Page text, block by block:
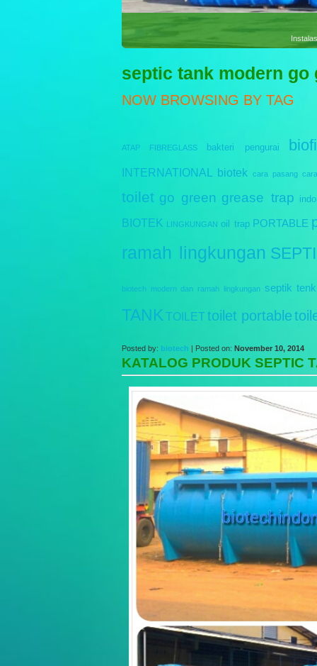
septic tank modern go
NOW BROWSING BY TAG
ATAP FIBREGLASS bakteri pengurai
INTERNATIONAL biotek cara pasang
toilet go green grease trap
BIOTEK LINGKUNGAN oil trap PORTABLE
ramah lingkungan
biotech modern dan ramah lingkungan septik
TANK TOILET toilet portable
Posted by: biotech | Posted on: November 10, 2014
KATALOG PRODUK SEPTIC